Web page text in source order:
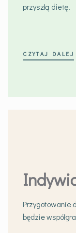
przyszłą dietę.
CZYTAJ DALEJ
Przygotowanie
będzie